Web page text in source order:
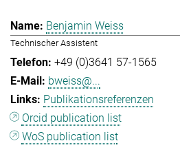
Benjamin Weiss
Technischer Assistent
+49 (0)3641 57-1565
bweiss@...
Publikationsreferenzen
Orcid publication list
WoS publication list